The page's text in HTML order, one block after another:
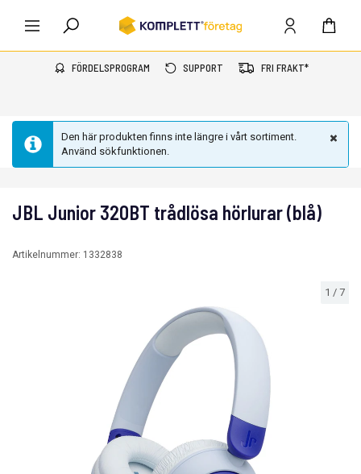
FÖRDELSPROGRAM SUPPORT FRI FRAKT*
Den här produkten finns inte längre i vårt sortiment.
Använd sökfunktionen.
1 / 7
JBL Junior 320BT trådlösa hörlurar (blå)
Artikelnummer: 1332838